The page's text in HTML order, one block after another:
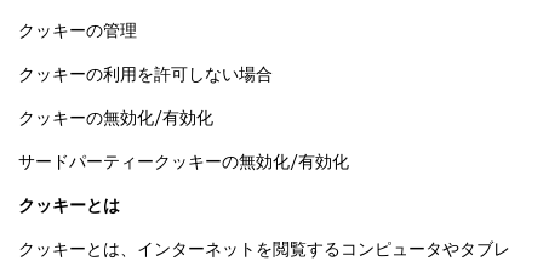
クッキーの管理
クッキーの利用を許可しない場合
クッキーの無効化/有効化
サードパーティークッキーの無効化/有効化
クッキーとは
クッキーとは、インターネットを閲覧するコンピュータやタブレ